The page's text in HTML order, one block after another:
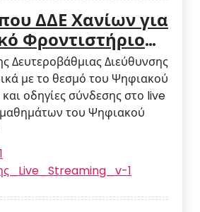
ΔΔΕ Χανίων για
Φροντιστήριο
σύνδεσης στο
Δευτεροβάθμιας Διεύθυνσης
με το θεσμό του Ψηφιακού
οδηγίες σύνδεσης στο live
του Ψηφιακού
1